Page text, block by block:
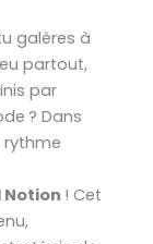
galères à
partout,
par
? Dans
rythme
! Cet